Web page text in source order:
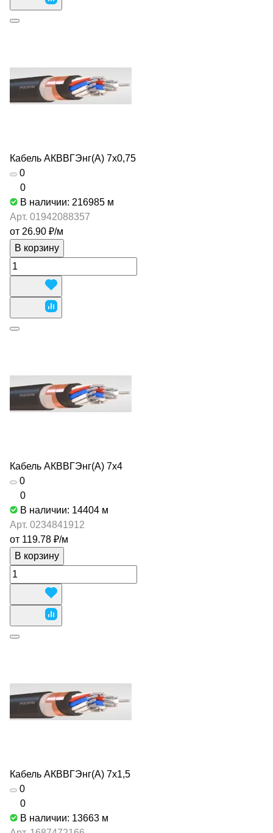
Кабель АКВВГЭнг(А) 7х0,75
0
0
В наличии: 216985 м
Арт. 01942088357
от 26.90 ₽/м
В корзину
Кабель АКВВГЭнг(А) 7х4
0
0
В наличии: 14404 м
Арт. 0234841912
от 119.78 ₽/м
В корзину
Кабель АКВВГЭнг(А) 7х1,5
0
0
В наличии: 13663 м